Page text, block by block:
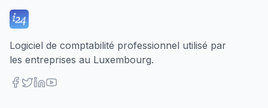
Logiciel de comptabilité professionnel utilisé par
les entreprises au Luxembourg.